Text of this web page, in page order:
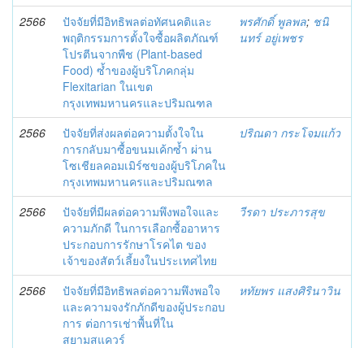
2566
ปัจจัยที่มีอิทธิพลต่อทัศนคติและ
พฤติกรรมการตั้งใจซื้อผลิตภัณฑ์
โปรตีนจากพืช (Plant-based
Food) ซ้ำของผู้บริโภคกลุ่ม
Flexitarian ในเขต
กรุงเทพมหานครและปริมณฑล
พรศักดิ์ พูลพล; ชนิ
นทร์ อยู่เพชร
2566
ปัจจัยที่ส่งผลต่อความตั้งใจใน
การกลับมาซื้อขนมเค้กซ้ำ ผ่าน
โซเชียลคอมเมิร์ซของผู้บริโภคใน
กรุงเทพมหานครและปริมณฑล
ปริณดา กระโจมแก้ว
2566
ปัจจัยที่มีผลต่อความพึงพอใจและ
ความภักดี ในการเลือกซื้ออาหาร
ประกอบการรักษาโรคไต ของ
เจ้าของสัตว์เลี้ยงในประเทศไทย
วีรดา ประภารสุข
2566
ปัจจัยที่มีอิทธิพลต่อความพึงพอใจ
และความจงรักภักดีของผู้ประกอบ
การ ต่อการเช่าพื้นที่ใน
สยามสแควร์
หทัยพร แสงศิรินาวิน